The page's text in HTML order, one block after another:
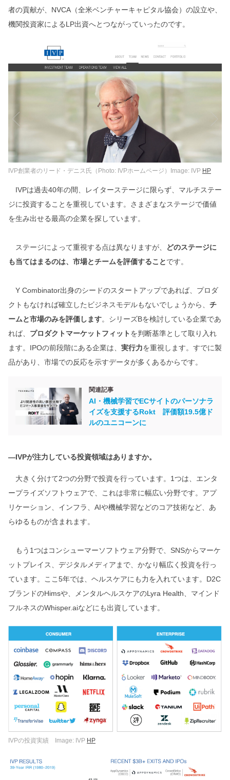
者の貢献が、NVCA（全米ベンチャーキャピタル協会）の設立や、
機関投資家によるLP出資へとつながっていったのです。
IVP創業者のリード・デニス氏（Photo: IVPホームページ）Image: IVP HP
IVPは過去40年の間、レイターステージに限らず、マルチステー
ジに投資することを重視しています。さまざまなステージで価値
を生み出せる最高の企業を探しています。
ステージによって重視する点は異なりますが、
どのステージに
も当てはまるのは、市場とチームを評価することです。
Y Combinator出身のシードのスタートアップであれば、プロダ
クトもなければ確立したビジネスモデルもないでしょうから、 チ
ームと市場のみを評価します。シリーズBを検討している企業であ
れば、 プロダクトマーケットフィット を判断基準として取り入れ
ます。IPOの前段階にある企業は、 実行力を重視します。すでに製
品があり、市場での反応を示すデータが多くあるからです。
関連記事
AI・機械学習でECサイトのパーソナラ
イズを支援するRokt 評価額19.5億ド
ルのユニコーンに
―IVPが注力している投資領域はありますか。
大きく分けて2つの分野で投資を行っています。1つは、エンタ
ープライズソフトウェアで、これは非常に幅広い分野です。アプ
リケーション、インフラ、AIや機械学習などのコア技術など、あ
らゆるものが含まれます。
もう1つはコンシューマーソフトウェア分野で、SNSからマーケ
ットプレイス、デジタルメディアまで、かなり幅広く投資を行っ
ています。ここ5年では、ヘルスケアにも力を入れています。D2C
ブランドのHimsや、メンタルヘルスケアのLyra Health、マインド
フルネスのWhisper.aiなどにも出資しています。
IVPの投資実績 Image: IVP HP